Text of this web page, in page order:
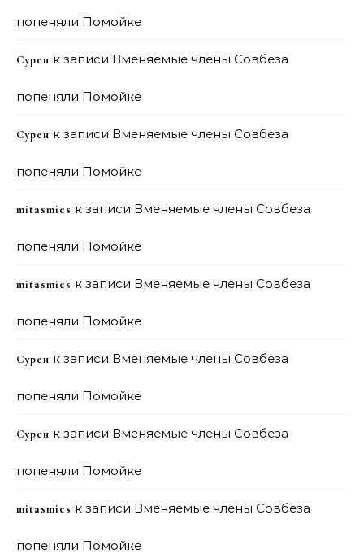
попеняли Помойке
Сурен к записи Вменяемые члены Совбеза
попеняли Помойке
Сурен к записи Вменяемые члены Совбеза
попеняли Помойке
mitasmies к записи Вменяемые члены Совбеза
попеняли Помойке
mitasmies к записи Вменяемые члены Совбеза
попеняли Помойке
Сурен к записи Вменяемые члены Совбеза
попеняли Помойке
Сурен к записи Вменяемые члены Совбеза
попеняли Помойке
mitasmies к записи Вменяемые члены Совбеза
попеняли Помойке